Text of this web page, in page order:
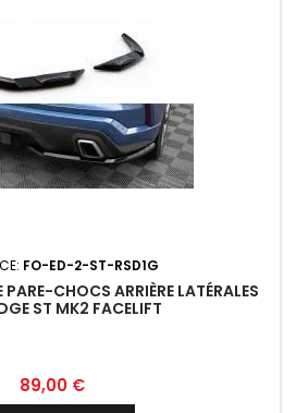
FO-ED-2-ST-RSD1G
CHOCS ARRIÈRE LATÉRALES
ST MK2 FACELIFT
Prix
89,00 €